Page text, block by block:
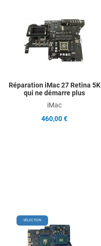
Réparation iMac 27 Retina 5K
qui ne démarre plus
iMac
460,00 €
SÉLECTION